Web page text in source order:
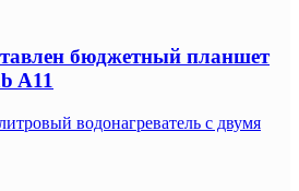
бюджетный планшет
A11
водонагреватель с двумя